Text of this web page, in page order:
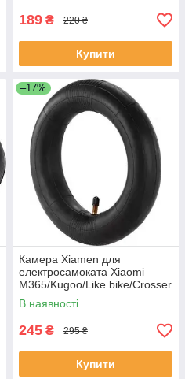
189 ₴ 220 ₴
Купити
–17%
Камера Xiamen для
електросамоката Xiaomi
M365/Kugoo/Like.bike/Crosser
на заднє колесо 8 1/2х2 8"
(050602)
В наявності
245 ₴ 295 ₴
Купити